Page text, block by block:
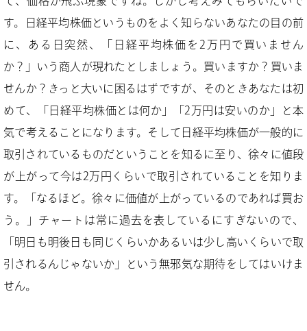
す。日経平均株価というものをよく知らないあなたの目の前
に、ある日突然、「日経平均株価を2万円で買いません
か？」いう商人が現れたとしましょう。買いますか？買いま
せんか？きっと大いに困るはずですが、そのときあなたは初
めて、「日経平均株価とは何か」「2万円は安いのか」と本
気で考えることになります。そして日経平均株価が一般的に
取引されているものだということを知るに至り、徐々に値段
が上がって今は2万円くらいで取引されていることを知りま
す。「なるほど。徐々に価値が上がっているのであれば買お
う。」チャートは常に過去を表しているにすぎないので、
「明日も明後日も同じくらいかあるいは少し高いくらいで取
引されるんじゃないか」という無邪気な期待をしてはいけま
せん。